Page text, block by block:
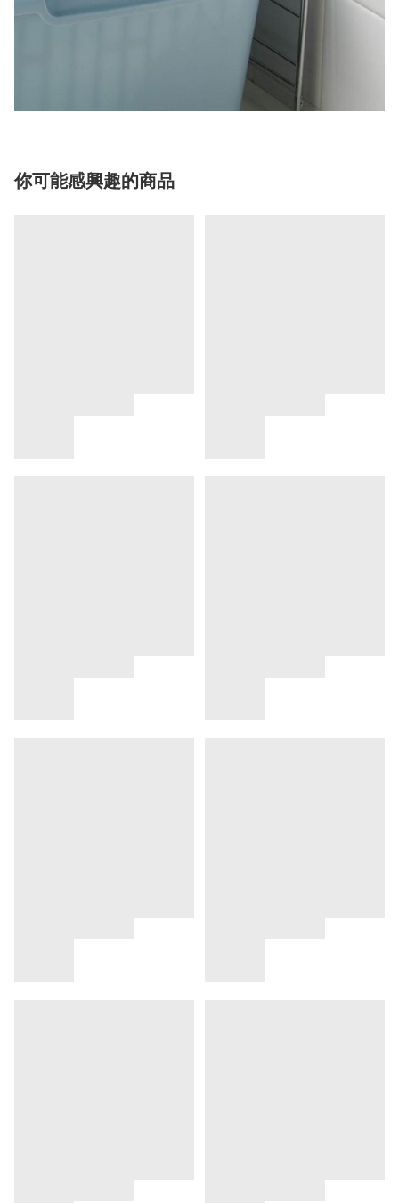
你可能感興趣的商品